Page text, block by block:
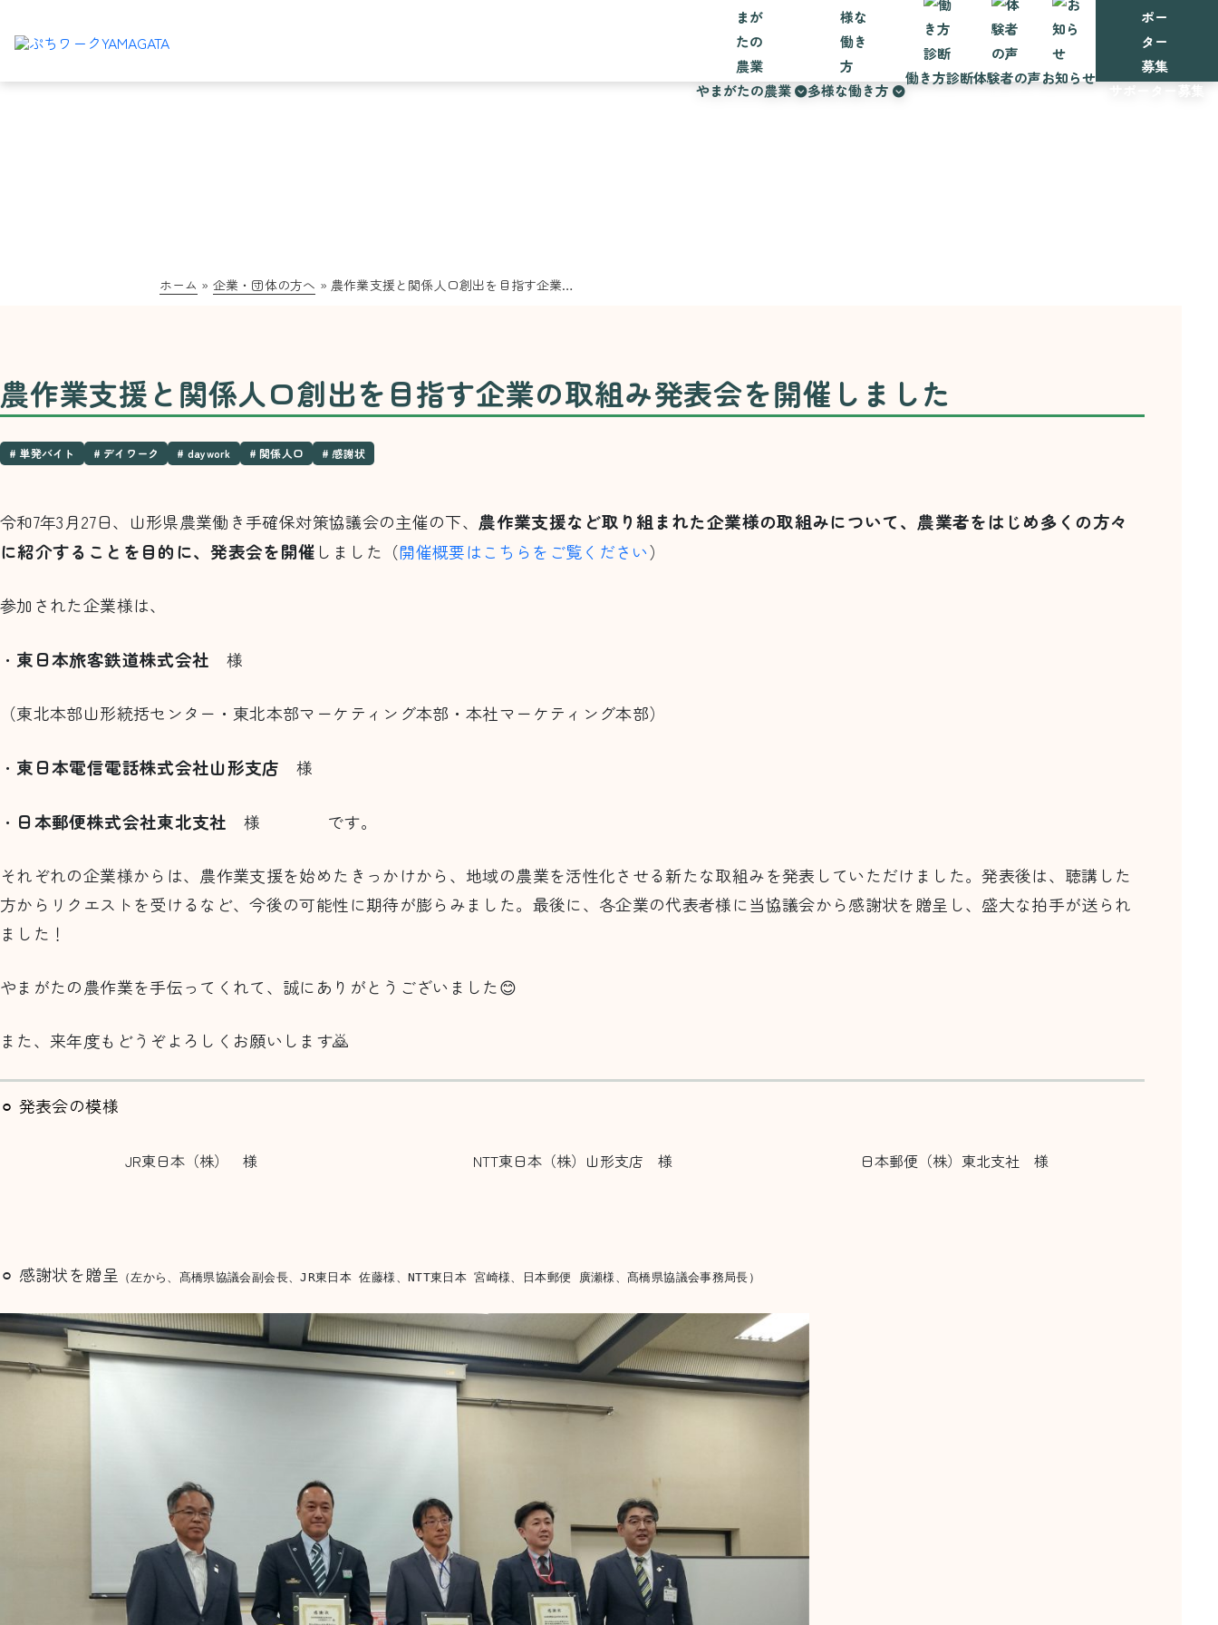
やまがたの農業 多様な働き方
働き方診断体験者の声お知らせ
サポーター募集
ホーム » 企業・団体の方へ » 農作業支援と関係人口創出を目指す企業の取組み発表会を開催しました
農作業支援と関係人口創出を目指す企業の取組み発表会を開催しました
# 単発バイト # デイワーク # daywork # 関係人口 # 感謝状
令和7年3月27日、山形県農業働き手確保対策協議会の主催の下、 農作業支援など取り組まれた企業様の取組みについて、農業者をはじめ多くの方々
に紹介することを目的に、発表会を開催 しました（開催概要はこちらをご覧ください）
参加された企業様は、
・ 東日本旅客鉄道株式会社 様
（東北本部山形統括センター・東北本部マーケティング本部・本社マーケティング本部）
・ 東日本電信電話株式会社山形支店 様
・ 日本郵便株式会社東北支社 様 です。
それぞれの企業様からは、農作業支援を始めたきっかけから、地域の農業を活性化させる新たな取組みを発表していただけました。発表後は、聴講した
方からリクエストを受けるなど、今後の可能性に期待が膨らみました。最後に、各企業の代表者様に当協議会から感謝状を贈呈し、盛大な拍手が送られ
ました！
やまがたの農作業を手伝ってくれて、誠にありがとうございました😊
また、来年度もどうぞよろしくお願いします🙇
⚪︎ 発表会の模様
JR東日本（株） 様 NTT東日本（株）山形支店 様 日本郵便（株）東北支社 様
⚪︎ 感謝状を贈呈 （左から、髙橋県協議会副会長、JR東日本 佐藤様、NTT東日本 宮崎様、日本郵便 廣瀬様、髙橋県協議会事務局長）